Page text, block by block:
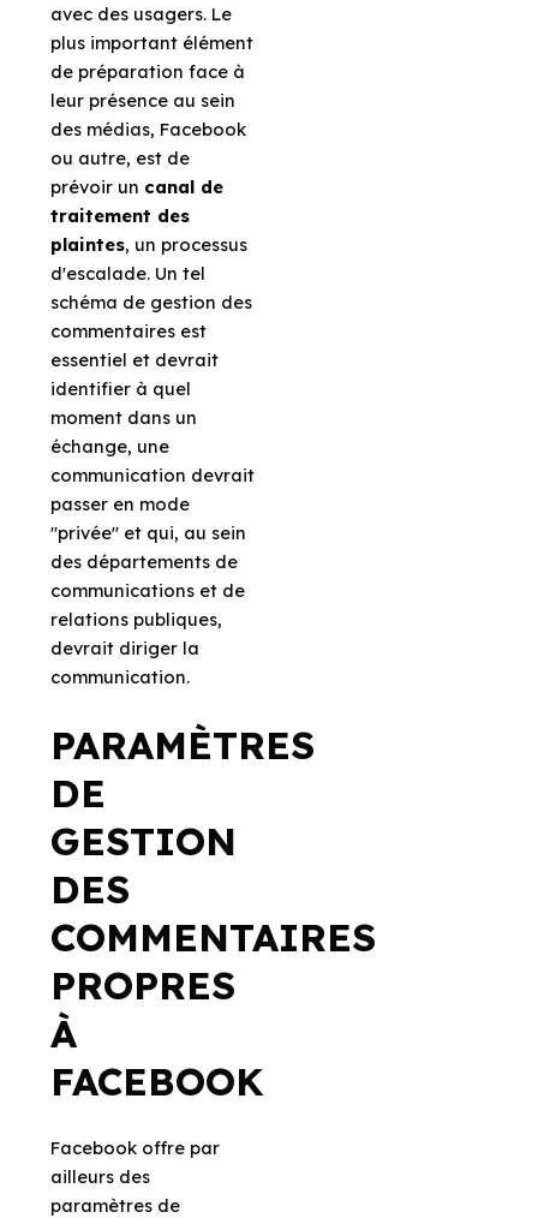
avec des usagers. Le
plus important élément
de préparation face à
leur présence au sein
des médias, Facebook
ou autre, est de
prévoir un canal de
traitement des
plaintes, un processus
d'escalade. Un tel
schéma de gestion des
commentaires est
essentiel et devrait
identifier à quel
moment dans un
échange, une
communication devrait
passer en mode
"privée" et qui, au sein
des départements de
communications et de
relations publiques,
devrait diriger la
communication.
PARAMÈTRES
DE
GESTION
DES
COMMENTAIRES
PROPRES
À
FACEBOOK
Facebook offre par
ailleurs des
paramètres de